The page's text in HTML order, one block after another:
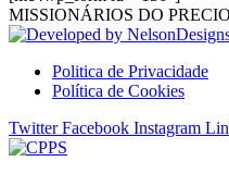
MISSIONÁRIOS DO
Politica de Privacidade
Política de Cookies
Twitter Facebook Instagram